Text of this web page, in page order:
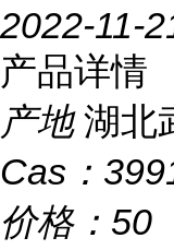
2022-11-
产品详情
产地 湖北
Cas：
价格： 50